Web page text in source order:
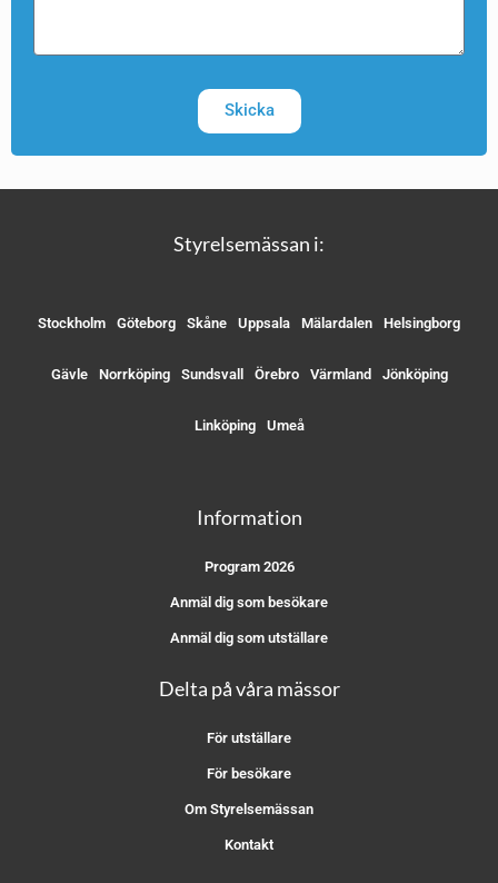
Skicka
Styrelsemässan i:
Stockholm Göteborg Skåne Uppsala Mälardalen Helsingborg
Gävle Norrköping Sundsvall Örebro Värmland Jönköping
Linköping Umeå
Information
Program 2026
Anmäl dig som besökare
Anmäl dig som utställare
Delta på våra mässor
För utställare
För besökare
Om Styrelsemässan
Kontakt